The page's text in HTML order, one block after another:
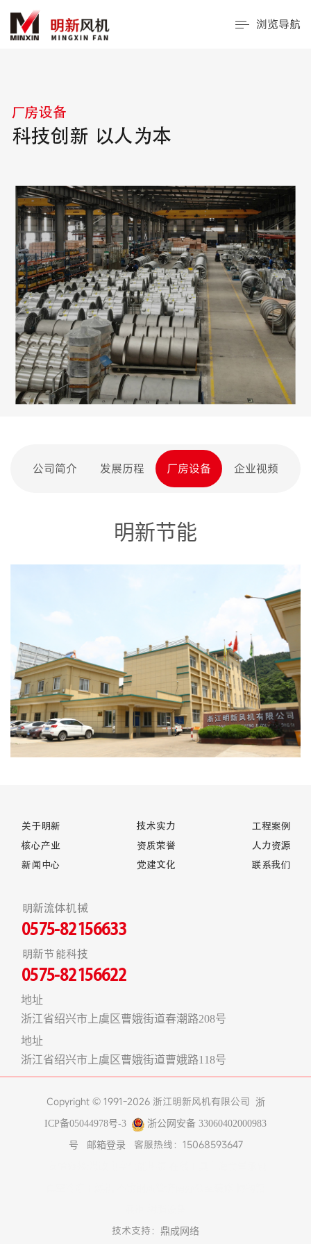
浏览导航
厂房设备
科技创新 以人为本
公司简介 发展历程 厂房设备 企业视频
明新节能
关于明新
核心产业
新闻中心
技术实力
资质荣誉
党建文化
工程案例
人力资源
联系我们
明新流体机械
0575-82156633
明新节能科技
0575-82156622
地址
浙江省绍兴市上虞区曹娥街道春潮路208号
地址
浙江省绍兴市上虞区曹娥街道曹娥路118号
Copyright © 1991-2026 浙江明新风机有限公司 浙
ICP备05044978号-3 浙公网安备 33060402000983
号 邮箱登录
客服热线：15068593647
技术支持： 鼎成网络